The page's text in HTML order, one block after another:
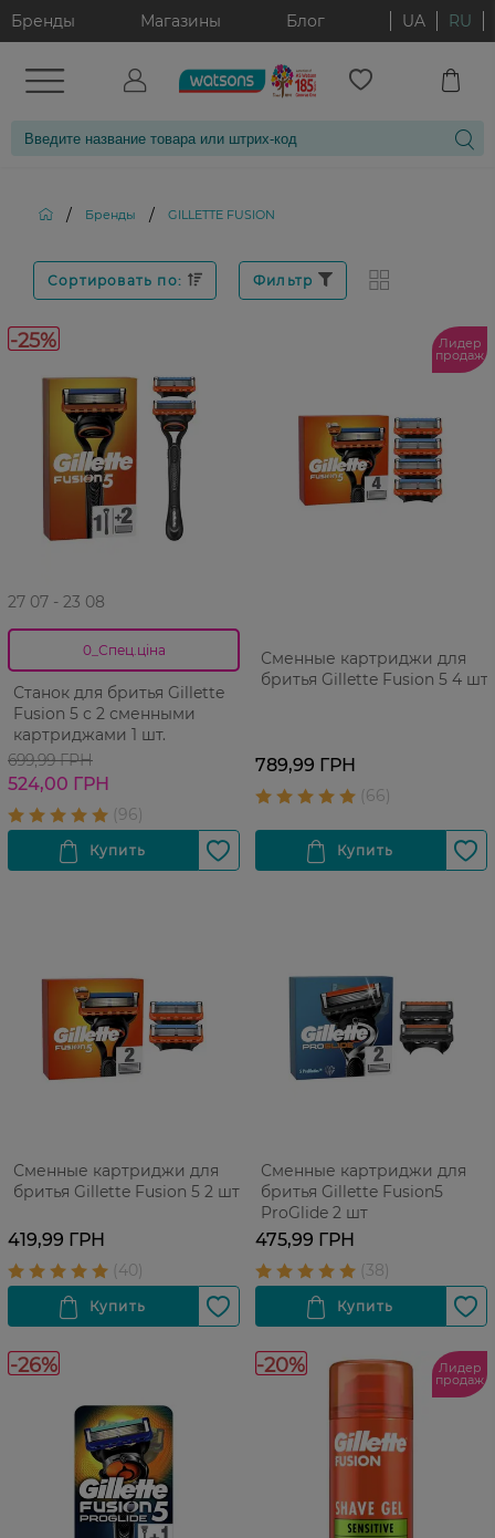
Бренды Магазины Блог UA RU
/ Бренды / GILLETTE FUSION
Сортировать по: Фильтр
-25%
27 07 - 23 08
0_Спец.ціна
Станок для бритья Gillette
Fusion 5 с 2 сменными
картриджами 1 шт.
699,99 ГРН
524,00 ГРН
Лидер
продаж
Сменные картриджи для
бритья Gillette Fusion 5 4 шт
789,99 ГРН
Сменные картриджи для
бритья Gillette Fusion 5 2 шт
419,99 ГРН
Сменные картриджи для
бритья Gillette Fusion5
ProGlide 2 шт
475,99 ГРН
-26% -20% Лидер
продаж